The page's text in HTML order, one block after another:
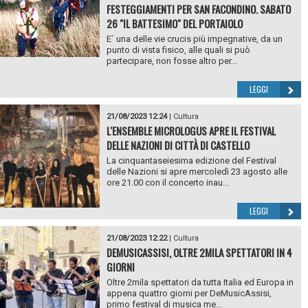
FESTEGGIAMENTI PER SAN FACONDINO. SABATO
26 "IL BATTESIMO" DEL PORTAIOLO
E` una delle vie crucis più impegnative, da un
punto di vista fisico, alle quali si può
partecipare, non fosse altro per...
LEGGI
21/08/2023 12:24| Cultura
L'ENSEMBLE MICROLOGUS APRE IL FESTIVAL
DELLE NAZIONI DI CITTÀ DI CASTELLO
La cinquantaseiesima edizione del Festival
delle Nazioni si apre mercoledì 23 agosto alle
ore 21.00 con il concerto inau...
LEGGI
21/08/2023 12:22| Cultura
DEMUSICASSISI, OLTRE 2MILA SPETTATORI IN 4
GIORNI
Oltre 2mila spettatori da tutta Italia ed Europa in
appena quattro giorni per DeMusicAssisi,
primo festival di musica me...